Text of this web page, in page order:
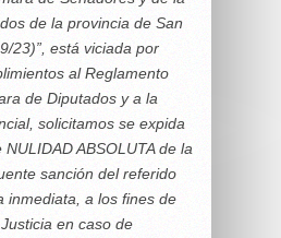
de la provincia de San
23)”, está viciada por
al Reglamento
de Diputados y a la
solicitamos se expida
ABSOLUTA de la
sanción del referido
inmediata, a los fines de
en caso de